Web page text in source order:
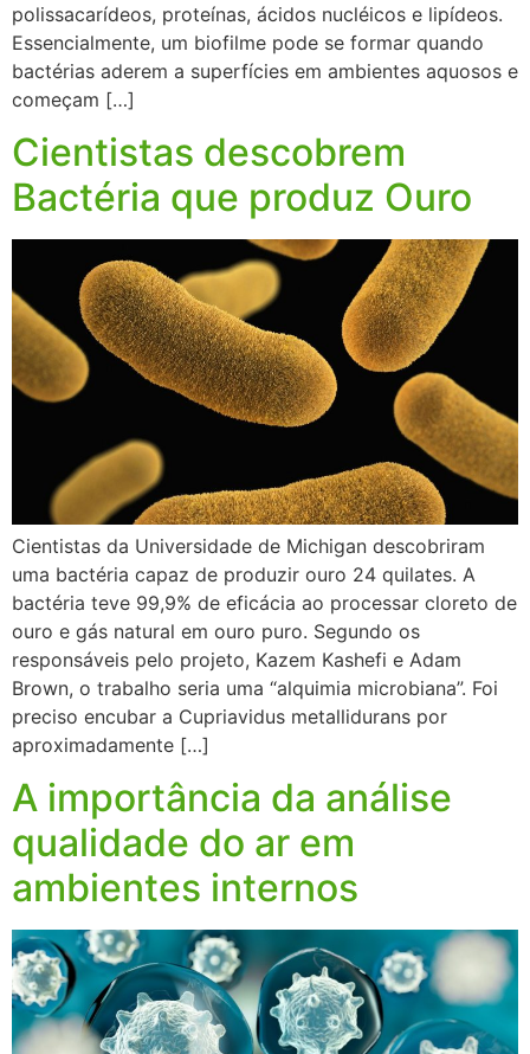
polissacarídeos, proteínas, ácidos nucléicos e lipídeos.
Essencialmente, um biofilme pode se formar quando
bactérias aderem a superfícies em ambientes aquosos e
começam […]
Cientistas descobrem
Bactéria que produz Ouro
Cientistas da Universidade de Michigan descobriram
uma bactéria capaz de produzir ouro 24 quilates. A
bactéria teve 99,9% de eficácia ao processar cloreto de
ouro e gás natural em ouro puro. Segundo os
responsáveis pelo projeto, Kazem Kashefi e Adam
Brown, o trabalho seria uma “alquimia microbiana”. Foi
preciso encubar a Cupriavidus metallidurans por
aproximadamente […]
A importância da análise
qualidade do ar em
ambientes internos